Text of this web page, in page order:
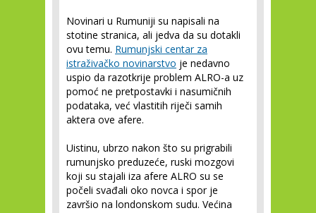
Novinari u Rumuniji su napisali na
stotine stranica, ali jedva da su dotakli
ovu temu. Rumunjski centar za
istraživačko novinarstvo je nedavno
uspio da razotkrije problem ALRO-a uz
pomoć ne pretpostavki i nasumičnih
podataka, već vlastitih riječi samih
aktera ove afere.
Uistinu, ubrzo nakon što su prigrabili
rumunjsko preduzeće, ruski mozgovi
koji su stajali iza afere ALRO su se
počeli svađali oko novca i spor je
završio na londonskom sudu. Većina